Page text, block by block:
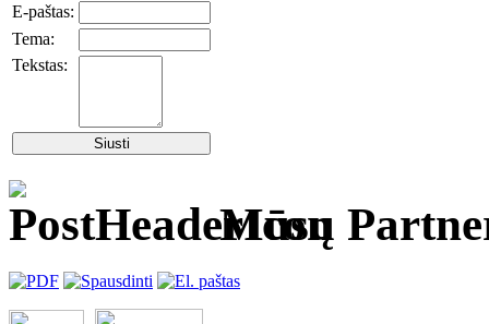
E-paštas:
Tema:
Tekstas:
Mūsų